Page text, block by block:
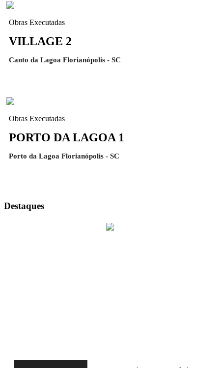
Obras Executadas
VILLAGE 2
Canto da Lagoa Florianópolis - SC
Obras Executadas
PORTO DA LAGOA 1
Porto da Lagoa Florianópolis - SC
Destaques